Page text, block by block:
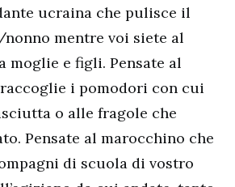
ucraina che pulisce il
mentre voi siete al
moglie e figli. Pensate al
raccoglie i pomodori con cui
o alle fragole che
Pensate al marocchino che
di scuola di vostro